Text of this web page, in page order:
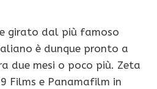
girato dal più famoso
è dunque pronto a
due mesi o poco più. Zeta
Films e Panamafilm in